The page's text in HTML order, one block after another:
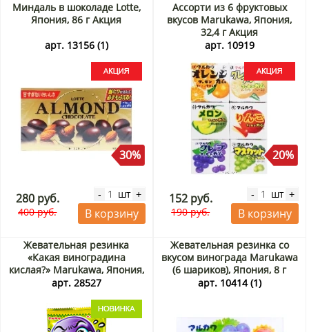
Миндаль в шоколаде Lotte,
Япония, 86 г Акция
арт. 13156 (1)
30%
280 руб.
400 руб.
- шт +
В корзину
Ассорти из 6 фруктовых
вкусов Marukawa, Япония,
32,4 г Акция
арт. 10919
20%
152 руб.
190 руб.
- шт +
В корзину
Жевательная резинка
«Какая виноградина
кислая?» Marukawa, Япония,
12,6 г
арт. 28527
Жевательная резинка со
вкусом винограда Marukawa
(6 шариков), Япония, 8 г
арт. 10414 (1)